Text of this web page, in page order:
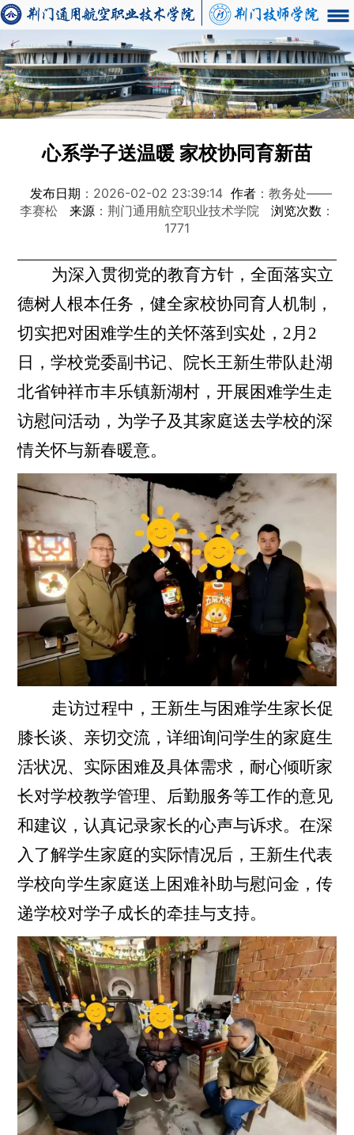
心系学子送温暖 家校协同育新苗
发布日期 ：2026-02-02 23:39:14 作者 ：教务处——
李赛松
来源 ：荆门通用航空职业技术学院 浏览次数 ：
1771
为深入贯彻党的教育方针，全面落实立
德树人根本任务，健全家校协同育人机制，
切实把对困难学生的关怀落到实处， 2月2
日，学校党委副书记、院长王新生带队赴湖
北省钟祥市丰乐镇新湖村，开展困难学生走
访慰问活动，为学子及其家庭送去学校的深
情关怀与新春暖意。
走访过程中，王新生与困难学生家长促
膝长谈、亲切交流，详细询问学生的家庭生
活状况、实际困难及具体需求，耐心倾听家
长对学校教学管理、后勤服务等工作的意见
和建议，认真记录家长的心声与诉求。在深
入了解学生家庭的实际情况后，王新生代表
学校向学生家庭送上困难补助与慰问金，传
递学校对学子成长的牵挂与支持。